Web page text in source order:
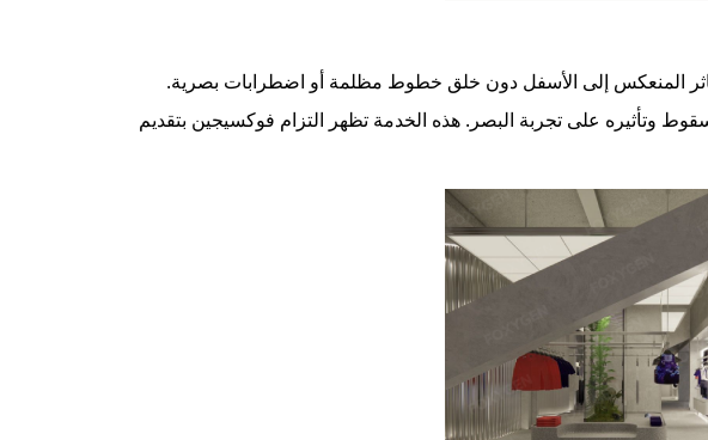
وتأثيره على تجربة البصر. هذه الخدمة تظهر التزام فوكسيجين بتقديم